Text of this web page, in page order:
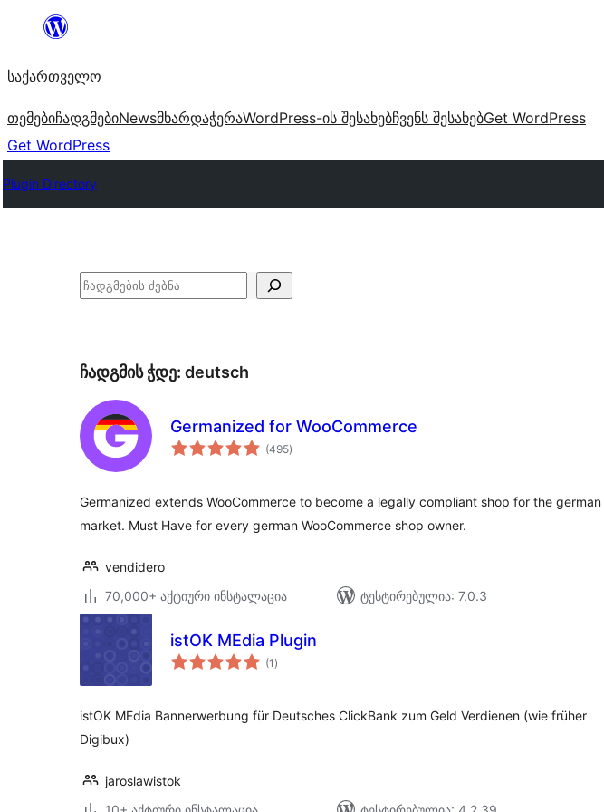
შიგთავსზე
საქართველო
თემებიჩადგმებიNewsმხარდაჭერაWordPress-ის შესახებჩვენს შესახებGet WordPress
Get WordPress
Plugin Directory
ძებნა
ჩადგმის ჭდე: deutsch
Germanized for WooCommerce
(495საერთო
რეიტინგი
)
Germanized extends WooCommerce to become a legally compliant shop for the german
market. Must Have for every german WooCommerce shop owner.
vendidero
70,000+ აქტიური ინსტალაცია
ტესტირებულია: 7.0.3
istOK MEdia Plugin
(1 საერთო
რეიტინგი
)
istOK MEdia Bannerwerbung für Deutsches ClickBank zum Geld Verdienen (wie früher
Digibux)
jaroslawistok